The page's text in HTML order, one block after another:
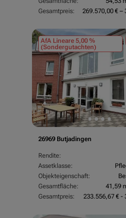
Gesamtpreis:
269.570,00 € –
AfA Lineare 5,00 %
(Sondergutachten)
26969 Butjadingen
Rendite:
Assetklasse:
Objekteigenschaft:
Gesamtfläche:
41,59
Gesamtpreis:
233.556,67 € -